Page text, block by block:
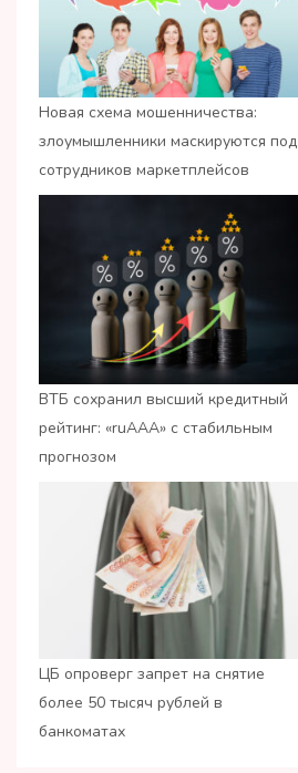
Новая схема мошенничества:
злоумышленники маскируются под
сотрудников маркетплейсов
ВТБ сохранил высший кредитный
рейтинг: «ruАAA» с стабильным
прогнозом
ЦБ опроверг запрет на снятие
более 50 тысяч рублей в
банкоматах